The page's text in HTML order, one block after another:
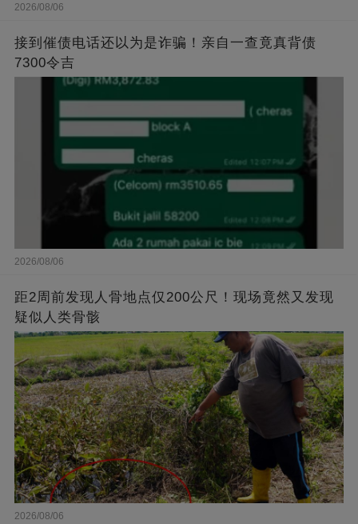
2026/08/06
接到催债电话还以为是诈骗！亲自一查竟真背债
7300令吉
2026/08/06
距2周前发现人骨地点仅200公尺！现场竟然又发现
疑似人类骨骸
2026/08/06